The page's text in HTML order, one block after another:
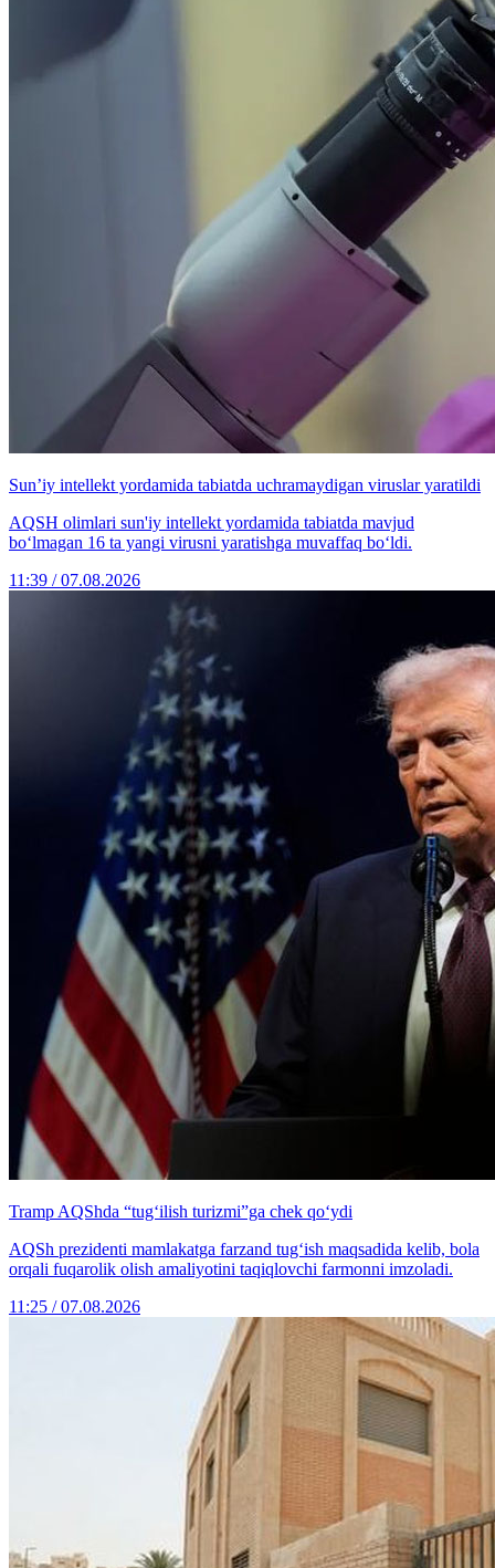
Sun’iy intellekt yordamida tabiatda uchramaydigan viruslar yaratildi
AQSH olimlari sun'iy intellekt yordamida tabiatda mavjud
bo‘lmagan 16 ta yangi virusni yaratishga muvaffaq bo‘ldi.
11:39 / 07.08.2026
Tramp AQShda “tug‘ilish turizmi”ga chek qo‘ydi
AQSh prezidenti mamlakatga farzand tug‘ish maqsadida kelib, bola
orqali fuqarolik olish amaliyotini taqiqlovchi farmonni imzoladi.
11:25 / 07.08.2026